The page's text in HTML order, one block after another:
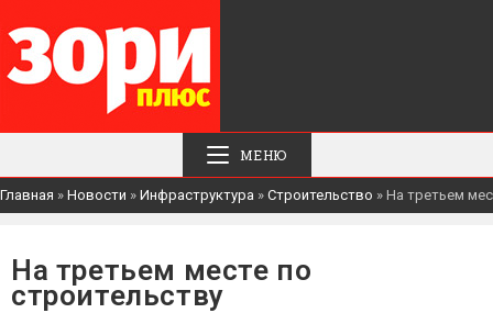
МЕНЮ
Главная » Новости » Инфраструктура » Строительство » На третьем
На третьем месте по
строительству